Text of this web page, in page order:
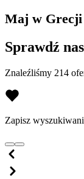
Maj w Grecji
Sprawdź
Znaleźliśmy 214
Zapisz